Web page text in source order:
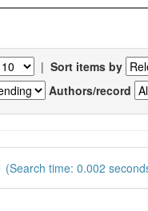
| Sort items by
Authors/record
(Search time: 0.002